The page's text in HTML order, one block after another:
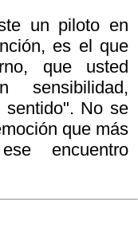
un piloto en
es el que
que usted
sentido". No se
que más
encuentro